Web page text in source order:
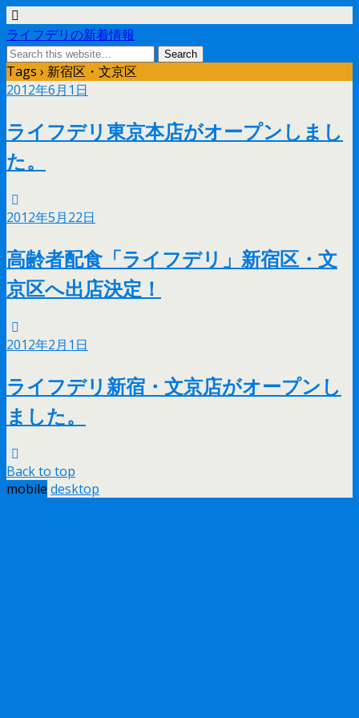
ライフデリの新着情報
Tags › 新宿区・文京区
2012年6月1日
ライフデリ東京本店がオープンしまし
た。
2012年5月22日
高齢者配食「ライフデリ」新宿区・文
京区へ出店決定！
2012年2月1日
ライフデリ新宿・文京店がオープンし
ました。
Back to top
mobile desktop